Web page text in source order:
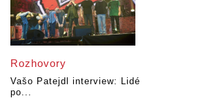
Rozhovory
Vašo Patejdl interview: Lidé
po...